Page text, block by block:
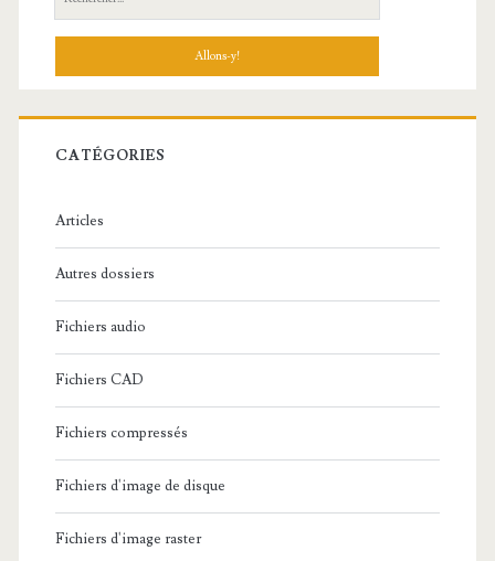
e
h
r
c
:
CATÉGORIES
Articles
Autres dossiers
Fichiers audio
Fichiers CAD
Fichiers compressés
Fichiers d'image de disque
Fichiers d'image raster